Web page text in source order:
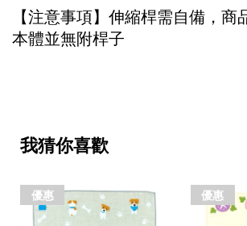
【注意事項】伸縮桿需自備，商
本體並無附桿子
我猜你喜歡
優惠 優惠